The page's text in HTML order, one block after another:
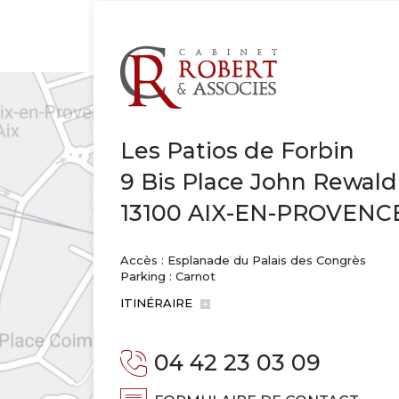
Les Patios de Forbin
9 Bis Place John Rewald
13100 AIX-EN-
Accès : Esplanade du Palais des Congrès
Parking : Carnot
ITINÉRAIRE
04 42 23 03 09